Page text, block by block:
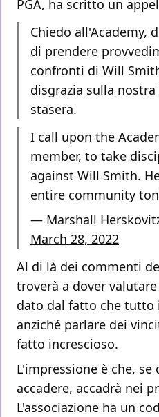
PGA, ha scritto un
Chiedo all'Academy,
di prendere
confronti di Will
disgrazia sulla
stasera.
I call upon the
member, to take
against Will Smith.
entire community
— Marshall
March 28, 2022
Al di là dei commenti
troverà a dover
dato dal fatto che tutto
anziché parlare dei
fatto increscioso.
L'impressione è che, se
accadere, accadrà nei
L'associazione ha un